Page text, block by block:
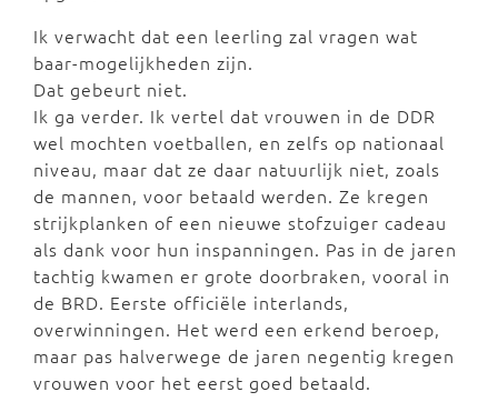
Ik verwacht dat een leerling zal vragen wat
baar-mogelijkheden zijn.
Dat gebeurt niet.
Ik ga verder. Ik vertel dat vrouwen in de DDR
wel mochten voetballen, en zelfs op nationaal
niveau, maar dat ze daar natuurlijk niet, zoals
de mannen, voor betaald werden. Ze kregen
strijkplanken of een nieuwe stofzuiger cadeau
als dank voor hun inspanningen. Pas in de jaren
tachtig kwamen er grote doorbraken, vooral in
de BRD. Eerste officiële interlands,
overwinningen. Het werd een erkend beroep,
maar pas halverwege de jaren negentig kregen
vrouwen voor het eerst goed betaald.